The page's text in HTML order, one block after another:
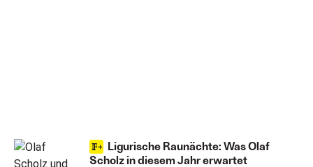
Ligurische Raunächte: Was Olaf
Scholz in diesem Jahr erwartet